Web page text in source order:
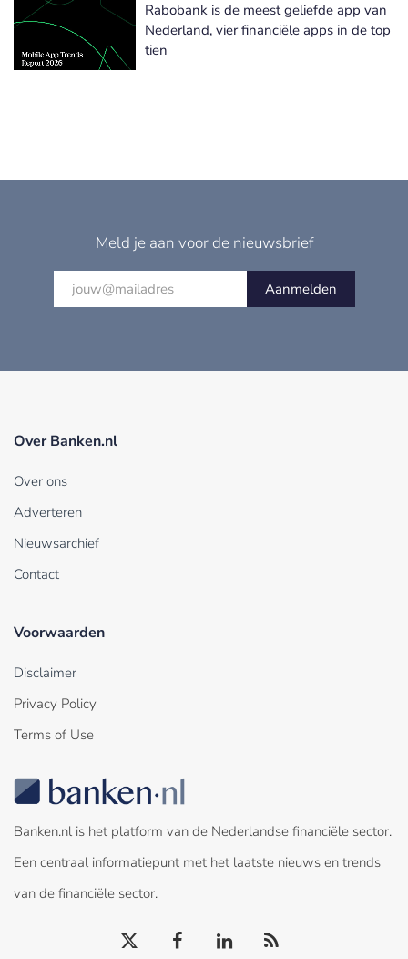
Rabobank is de meest geliefde app van
Nederland, vier financiële apps in de top
tien
Meld je aan voor de nieuwsbrief
Aanmelden
Over Banken.nl
Over ons
Adverteren
Nieuwsarchief
Contact
Voorwaarden
Disclaimer
Privacy Policy
Terms of Use
Banken.nl is het platform van de Nederlandse financiële sector.
Een centraal informatiepunt met het laatste nieuws en trends
van de financiële sector.